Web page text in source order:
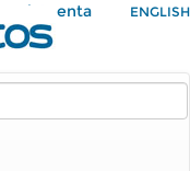
Mi Cuenta ENGLISH